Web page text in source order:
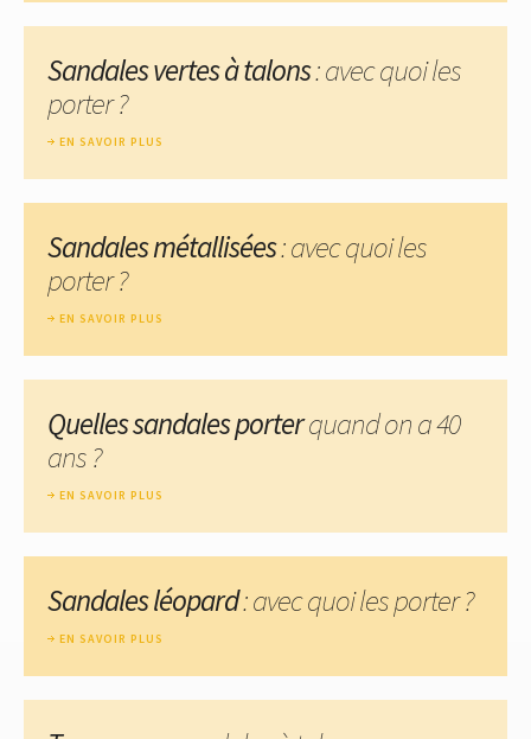
Sandales vertes à talons: avec quoi les
porter ?
EN SAVOIR PLUS
Sandales métallisées: avec quoi les
porter ?
EN SAVOIR PLUS
Quelles sandales porterquand on a 40
ans ?
EN SAVOIR PLUS
Sandales léopard: avec quoi les porter ?
EN SAVOIR PLUS